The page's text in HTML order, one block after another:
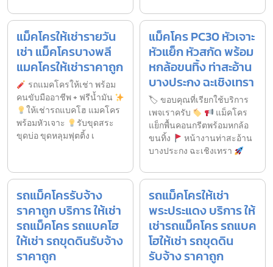
แม็คโครให้เช่ารายวัน
เช่า แม็คโครบางพลี
แมคโครให้เช่าราคาถูก
รถแมคโครให้เช่า พร้อม
คนขับมืออาชีพ + ฟรีน้ำมัน
ให้เช่ารถแบคโฮ แมคโคร
พร้อมหัวเจาะ
รับขุดสระ
ขุดบ่อ ขุดหลุมฟุตติ้ง เ
แม็คโคร PC30 หัวเจาะ
หัวแย็ก หัวสกัด พร้อม
หกล้อขนทิ้ง ท่าสะอ้าน
บางประกง ฉะเชิงเทรา
🏷 ขอบคุณที่เรียกใช้บริการ
เพจเราครับ
แม็คโคร
แย็กพื้นคอนกรีตพร้อมหกล้อ
ขนทิ้ง
หน้างานท่าสะอ้าน
บางประกง ฉะเชิงเทรา
รถแม็คโครรับจ้าง
ราคาถูก บริการ ให้เช่า
รถแม็คโคร รถแบคโฮ
ให้เช่า รถขุดดินรับจ้าง
ราคาถูก
รถแม็คโครให้เช่า
พระประแดง บริการ ให้
เช่ารถแม็คโคร รถแบค
โฮให้เช่า รถขุดดิน
รับจ้าง ราคาถูก